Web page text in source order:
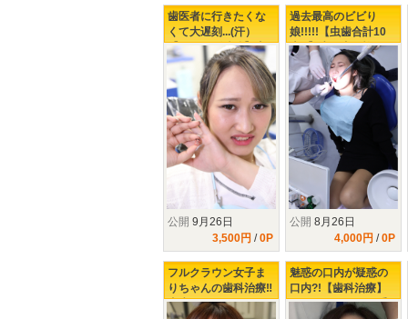
歯医者に行きたくな
くて大遅刻...(汗）
【シリーズ続編】虫
歯本数10本のビビり
ギャルを襲う激痛治
療の数々!!!!!
公開 9月26日
3,500円 /0P
過去最高のビビり
娘!!!!!【虫歯合計10
本!!】歯医者が怖すぎ
て、口腔内を放置し
過ぎた21歳ギャルの
末路......
公開 8月26日
4,000円 /0P
フルクラウン女子ま
りちゃんの歯科治療‼
虫歯み～つけたっ‼
魅惑の口内が疑惑の
口内?!【歯科治療】
開けてビックリ玉手